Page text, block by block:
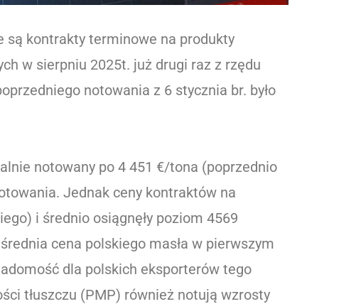
są kontrakty terminowe na produkty
w sierpniu 2025t. już drugi raz z rzędu
notowania z 6 stycznia br. było
notowany po 4 451 €/tona (poprzednio
Jednak ceny kontraktów na
i średnio osiągnęły poziom 4569
cena polskiego masła w pierwszym
dla polskich eksporterów tego
tłuszczu (PMP) również notują wzrosty